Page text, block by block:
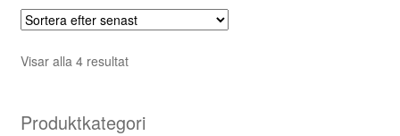
Visar alla 4 resultatSortera
Produktkategori